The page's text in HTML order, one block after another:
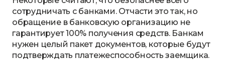
сотрудничать с банками. Отчасти это так, но
обращение в банковскую организацию не
гарантирует 100% получения средств. Банкам
нужен целый пакет документов, которые будут
подтверждать платежеспособность заемщика.